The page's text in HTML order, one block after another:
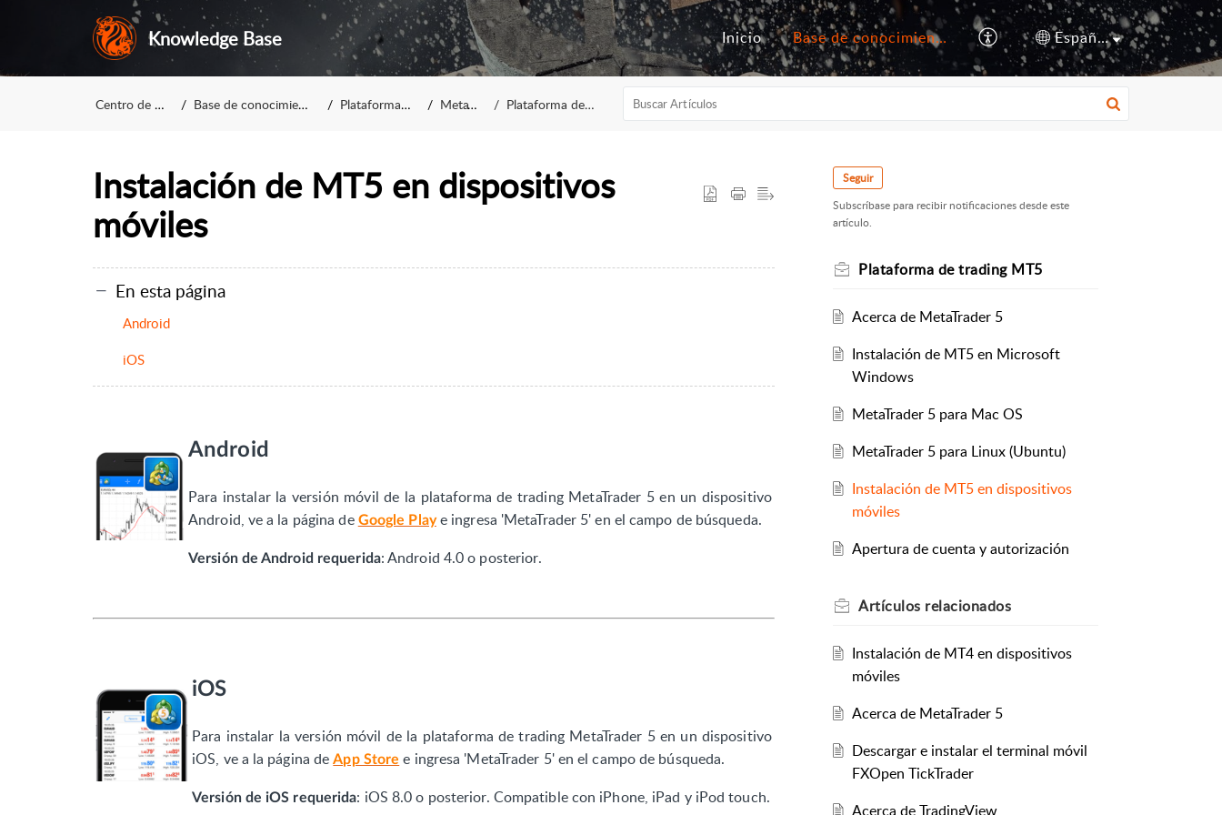
Knowledge Base Inicio Base de conocimientos Español (España)
Centro de asistencia Base de conocimientos de FXOpen Plataformas de trading MetaTrader 5 Plataforma de trading MT5
Instalación de MT5 en dispositivos
móviles
En esta página
Android
iOS
Android
Para instalar la versión móvil de la plataforma de trading MetaTrader 5 en un dispositivo
Android, ve a la página de Google Play e ingresa 'MetaTrader 5' en el campo de búsqueda.
Versión de Android requerida: Android 4.0 o posterior.
iOS
Para instalar la versión móvil de la plataforma de trading MetaTrader 5 en un dispositivo
iOS, ve a la página de App Store e ingresa 'MetaTrader 5' en el campo de búsqueda.
Versión de iOS requerida: iOS 8.0 o posterior. Compatible con iPhone, iPad y iPod touch.
Seguir
Subscríbase para recibir notificaciones desde este
artículo.
Plataforma de trading MT5
Acerca de MetaTrader 5
Instalación de MT5 en Microsoft
Windows
MetaTrader 5 para Mac OS
MetaTrader 5 para Linux (Ubuntu)
Instalación de MT5 en dispositivos
móviles
Apertura de cuenta y autorización
Artículos relacionados
Instalación de MT4 en dispositivos
móviles
Acerca de MetaTrader 5
Descargar e instalar el terminal móvil
FXOpen TickTrader
Acerca de TradingView